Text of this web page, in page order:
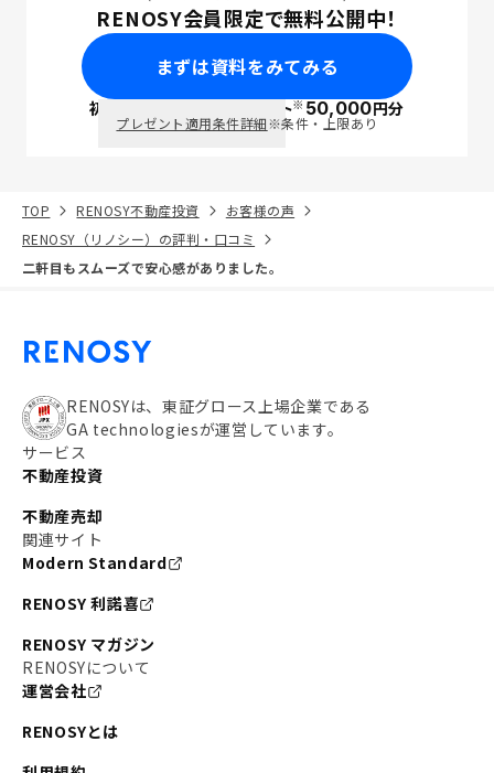
RENOSY会員限定で無料公開中！
まずは資料をみてみる
初回面談で ポイント※50,000円分
プレゼント適用条件詳細※条件・上限あり
TOP RENOSY不動産投資
お客様の声
RENOSY（リノシー）の評判・口コミ
二軒目もスムーズで安心感がありました。
RENOSYは、東証グロース上場企業である
GA technologiesが運営しています。
サービス
不動産投資
不動産売却
関連サイト
Modern Standard
RENOSY 利諾喜
RENOSY マガジン
RENOSYについて
運営会社
RENOSYとは